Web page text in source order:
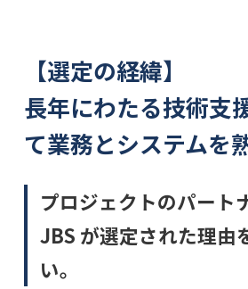
【選定の経緯】
長年にわたる技術支
て業務とシステムを
プロジェクトのパート
JBS が選定された理由
い。